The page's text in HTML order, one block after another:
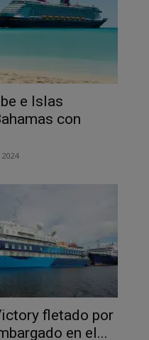
e Islas
con
fletado por
en el...